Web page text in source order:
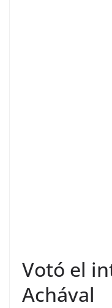
Votó el
Achával